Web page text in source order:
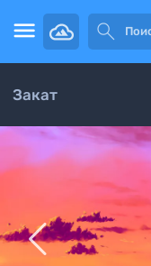
 
Закат
